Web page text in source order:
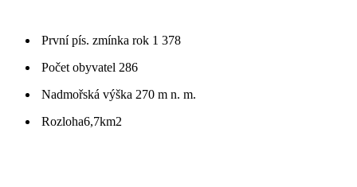
První pís. zmínka rok 1 378
Počet obyvatel 286
Nadmořská výška 270 m n. m.
Rozloha6,7km2